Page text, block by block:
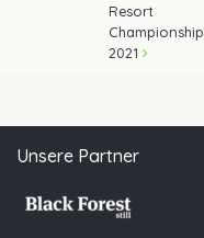
Resort
Championship
2021
Unsere Partner